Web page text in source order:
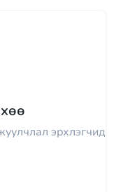
эрхлэгчид